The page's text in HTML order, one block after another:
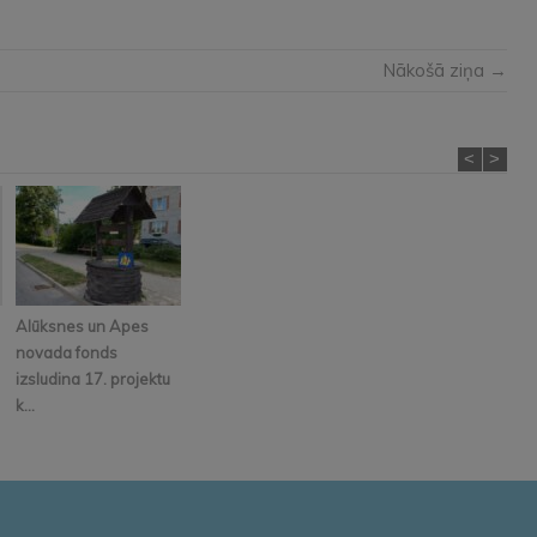
Nākošā ziņa →
Alūksnes un Apes
novada fonds
izsludina 17. projektu
k...
< >